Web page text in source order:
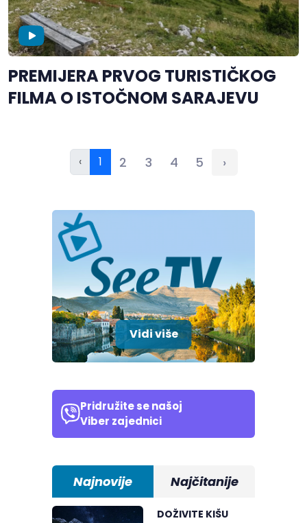
PREMIJERA PRVOG TURISTIČKOG
FILMA O ISTOČNOM SARAJEVU
‹ 1 2 3 4 5 ›
Vidi više
Pridružite se našoj
Viber zajednici
Najnovije Najčitanije
DOŽIVITE KIŠU